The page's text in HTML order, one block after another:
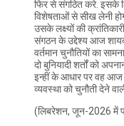
फिर से संगठित करे. इसके
विशेषताओं से सीख लेनी
उसके लक्ष्यों की
संगठन के उद्देश्य आज
वर्तमान चुनौतियों का
दो बुनियादी शर्तों को
इन्हीं के आधार पर वह आज
व्यवस्था को चुनौती देने
(लिबरेशन, जून-2026 में